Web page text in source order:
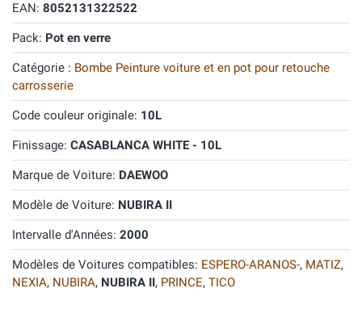
EAN: 8052131322522
Pack: Pot en verre
Catégorie : Bombe Peinture voiture et en pot pour retouche
carrosserie
Code couleur originale: 10L
Finissage: CASABLANCA WHITE - 10L
Marque de Voiture: DAEWOO
Modèle de Voiture: NUBIRA II
Intervalle d'Années: 2000
Modèles de Voitures compatibles: ESPERO-ARANOS-, MATIZ,
NEXIA, NUBIRA, NUBIRA II, PRINCE, TICO